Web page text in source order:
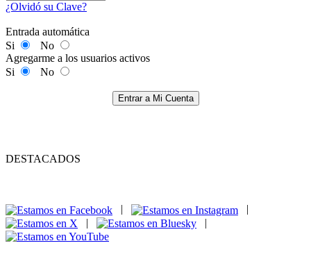
¿Olvidó su Clave?
Entrada automática
Si
No
Agregarme a los usuarios activos
Si
No
Entrar a Mi Cuenta
DESTACADOS
|
|